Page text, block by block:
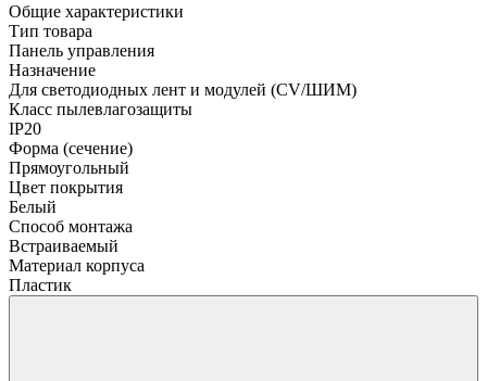
Общие характеристики
Тип товара
Панель управления
Назначение
Для светодиодных лент и модулей (CV/ШИМ)
Класс пылевлагозащиты
IP20
Форма (сечение)
Прямоугольный
Цвет покрытия
Белый
Способ монтажа
Встраиваемый
Материал корпуса
Пластик